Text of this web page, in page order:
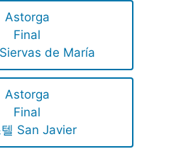
Astorga
Final
de María
Astorga
Final
텔 San Javier